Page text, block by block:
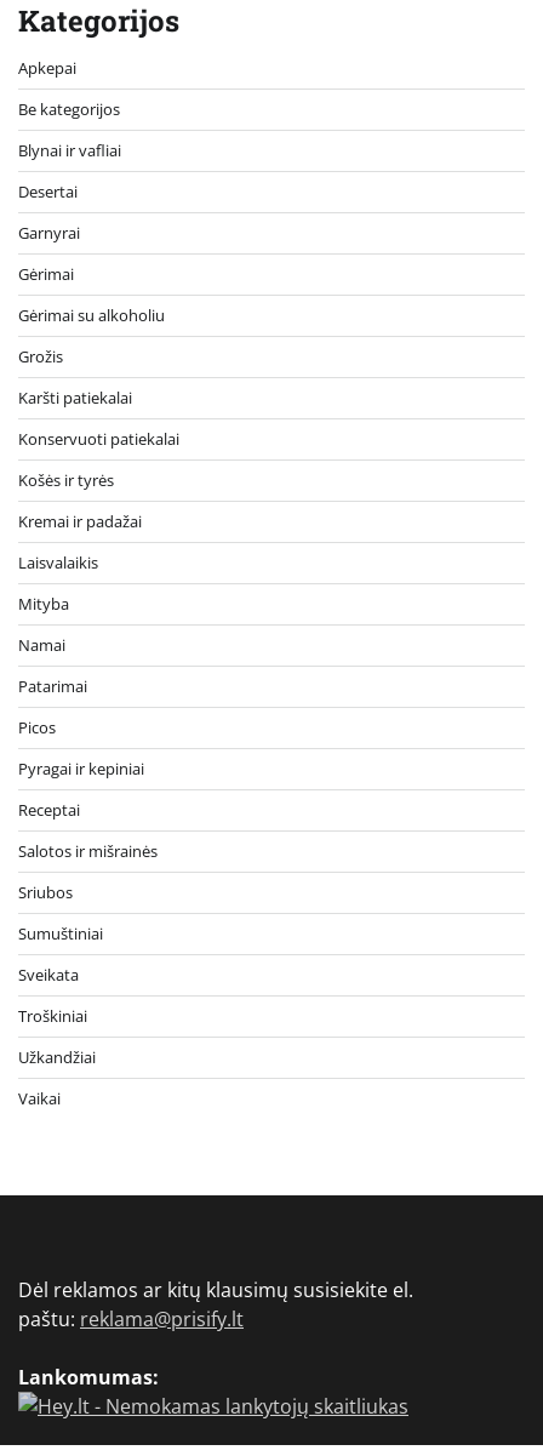
Kategorijos
Apkepai
Be kategorijos
Blynai ir vafliai
Desertai
Garnyrai
Gėrimai
Gėrimai su alkoholiu
Grožis
Karšti patiekalai
Konservuoti patiekalai
Košės ir tyrės
Kremai ir padažai
Laisvalaikis
Mityba
Namai
Patarimai
Picos
Pyragai ir kepiniai
Receptai
Salotos ir mišrainės
Sriubos
Sumuštiniai
Sveikata
Troškiniai
Užkandžiai
Vaikai
Dėl reklamos ar kitų klausimų susisiekite el.
paštu: reklama@prisify.lt
Lankomumas: